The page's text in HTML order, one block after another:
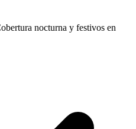
nocturna y festivos en